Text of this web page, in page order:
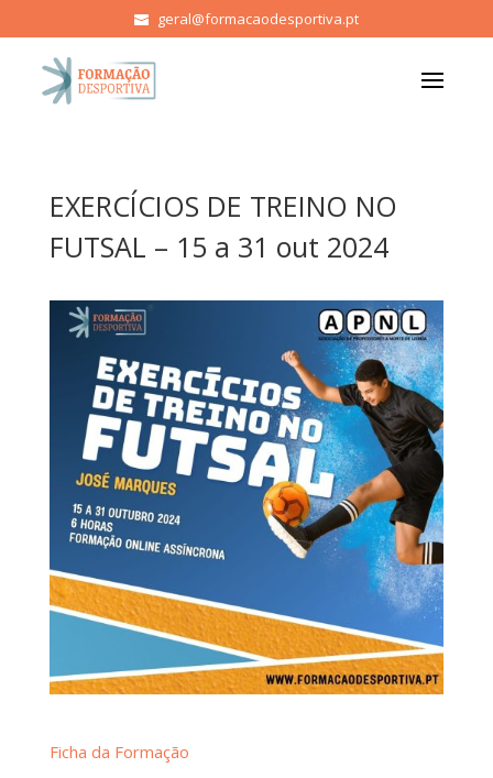
geral@formacaodesportiva.pt
EXERCÍCIOS DE TREINO NO
FUTSAL – 15 a 31 out 2024
Ficha da Formação